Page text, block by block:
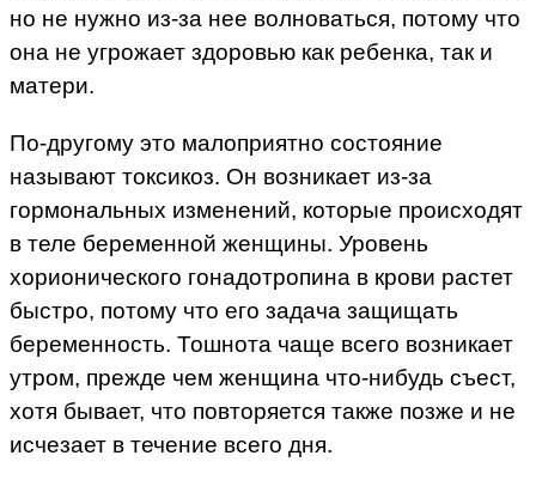
но не нужно из-за нее волноваться, потому что
она не угрожает здоровью как ребенка, так и
матери.
По-другому это малоприятно состояние
называют токсикоз. Он возникает из-за
гормональных изменений, которые происходят
в теле беременной женщины. Уровень
хорионического гонадотропина в крови растет
быстро, потому что его задача защищать
беременность. Тошнота чаще всего возникает
утром, прежде чем женщина что-нибудь съест,
хотя бывает, что повторяется также позже и не
исчезает в течение всего дня.